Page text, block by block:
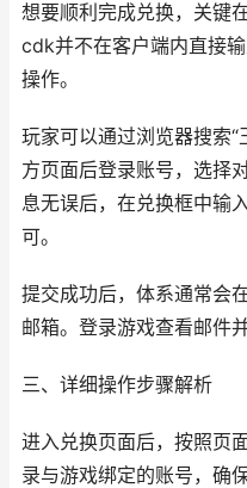
想要顺利完成兑换，关键
cdk并不在客户端内直接
操作。
玩家可以通过浏览器搜索
方页面后登录账号，选择
息无误后，在兑换框中输
可。
提交成功后，体系通常会
邮箱。登录游戏查看邮件
三、详细操作步骤解析
进入兑换页面后，按照页
录与游戏绑定的账号，确